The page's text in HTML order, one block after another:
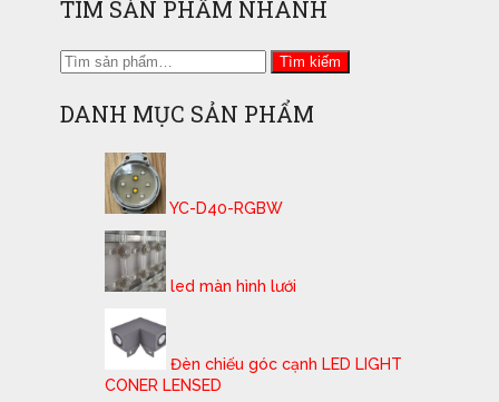
TÌM SẢN PHẨM NHANH
Tìm
Tìm kiếm
DANH MỤC SẢN PHẨM
YC-D40-RGBW
led màn hình lưới
Đèn chiếu góc cạnh LED LIGHT
CONER LENSED